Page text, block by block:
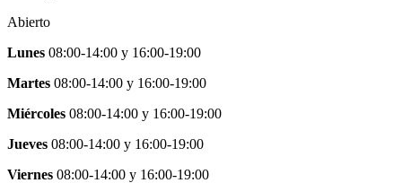
Abierto
Lunes 08:00-14:00 y 16:00-19:00
Martes 08:00-14:00 y 16:00-19:00
Miércoles 08:00-14:00 y 16:00-19:00
Jueves 08:00-14:00 y 16:00-19:00
Viernes 08:00-14:00 y 16:00-19:00